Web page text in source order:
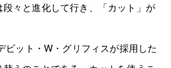
々と進化して行き、「カット」が
ビット・W・グリフィスが採用した